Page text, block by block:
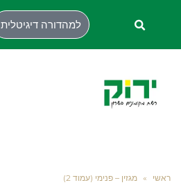
למהדורה דיגיטלית
ראשי » מגזין – פנימי (עמוד 2)